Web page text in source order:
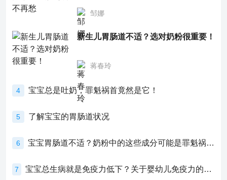
邹娜
新生儿胃肠道不适？选对奶粉很重要！
蒋春玲
4 宝宝总是吐奶，罪魁祸首竟然是它！
5 了解宝宝的胃肠道状况
6 宝宝胃肠道不适？奶粉中的这些成分可能是罪魁祸首！
7 宝宝总生病就是免疫力低下？关于婴幼儿免疫力的真相，家长必须了解！